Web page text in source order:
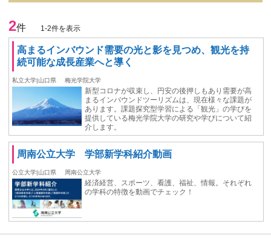
2件 1-2件を表示
高まるインバウンド需要の光と影を見つめ、観光を持
続可能な成長産業へと導く
私立大学|山口県 梅光学院大学
新型コロナが収束し、円安の後押しもあり需要が高
まるインバウンドツーリズムは、現在様々な課題が
あります。課題探究型学習による「観光」の学びを
提供している梅光学院大学の研究や学びについて紹
介します。
周南公立大学 学部新学科紹介動画
公立大学|山口県 周南公立大学
経済経営、スポーツ、看護、福祉、情報。それぞれ
の学科の特徴を動画でチェック！